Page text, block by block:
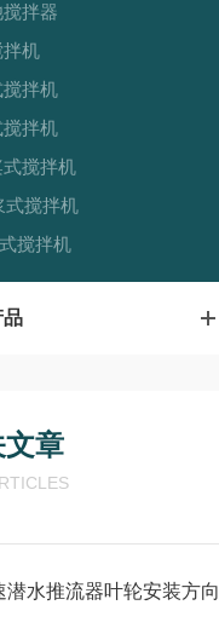
拌器
拌机
拌机
拌机
搅拌机
式搅拌机
搅拌机
品
章
潜水推流器叶轮安装方向